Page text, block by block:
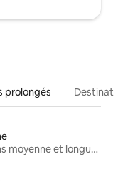
prolongés
Locations moyenne et longue durée